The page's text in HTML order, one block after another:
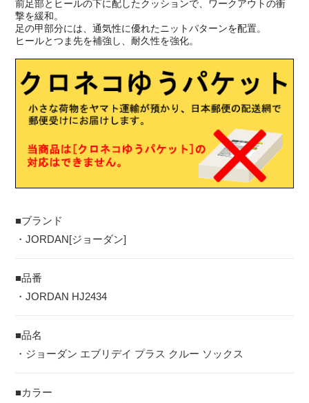
前足部とヒールの下に配したクッションで、ワークアウトの衝
撃を緩和。
足の甲部分には、通気性に優れたニットパターンを配置。
ヒールとつま先を補強し、耐久性を強化。
■ブランド
・JORDAN[ジョーダン]
■品番
・JORDAN HJ2434
■品名
・ジョーダン エブリデイ プラス クルー ソックス
■カラー